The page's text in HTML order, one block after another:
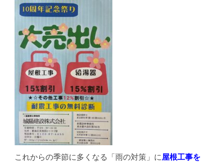
これからの季節に多くなる「雨の対策」に屋根工事を